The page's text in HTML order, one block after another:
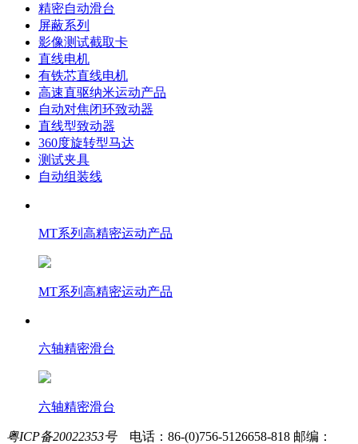
精密自动滑台
屏蔽系列
影像测试截取卡
直线电机
有铁芯直线电机
高速直驱纳米运动产品
自动对焦闭环致动器
直线型致动器
360度旋转型马达
测试夹具
自动组装线
MT系列高精密运动产品
MT系列高精密运动产品
六轴精密滑台
六轴精密滑台
粤ICP备20022353号 电话：86-(0)756-5126658-818 邮编：